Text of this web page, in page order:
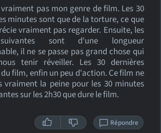
pas mon genre de film. Les 30
minutes sont que de la torture, ce que
vraiment pas regarder. Ensuite, les
sont d'une longueur
il ne se passe pas grand chose qui
tenir réveiller. Les 30 dernières
film, enfin un peu d'action. Ce film ne
vraiment la peine pour les 30 minutes
sur les 2h30 que dure le film.
Répondre